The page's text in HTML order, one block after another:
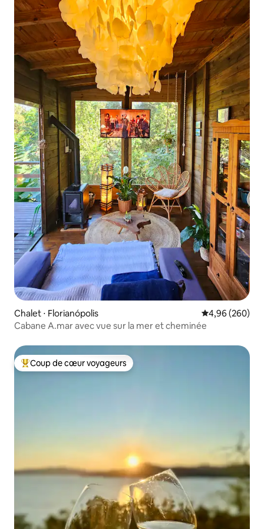
Chalet ⋅ Florianópolis Évaluation
4,96 (260)
Cabane A.mar avec vue sur la mer et cheminée
Coups de cœur voyageurs les plus appréciés
Coup de cœur voyageurs